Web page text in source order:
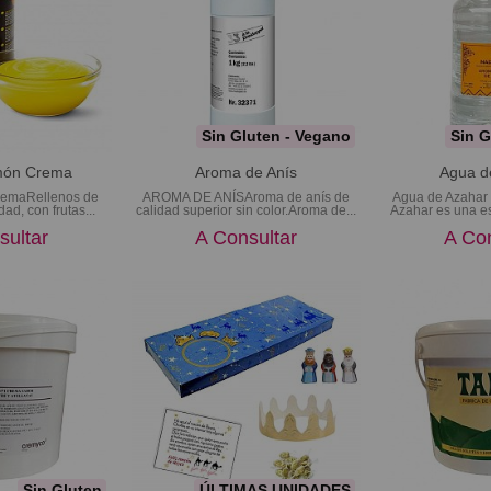
Crema
de
con frutas...
Sin Gluten - Vegano
Aroma de Anís
AROMA DE ANÍSAroma de anís de
calidad superior sin color.Aroma de...
A Consultar
Sin
Agua
Agua de
Azahar es una
A